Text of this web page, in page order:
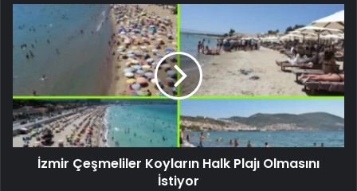
İzmir Çeşmeliler Koyların Halk Plajı Olmasını
İstiyor